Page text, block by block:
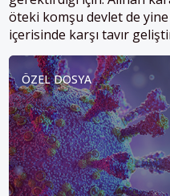
öteki komşu devlet de yine
içerisinde karşı tavır
ÖZEL DOSYA